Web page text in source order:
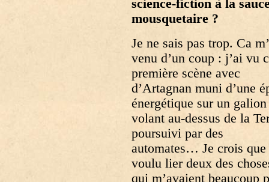
science-fiction à la
mousquetaire ?
Je ne sais pas trop. Ca
venu d’un coup : j’ai vu
première scène avec
d’Artagnan muni d’une
énergétique sur un galion
volant au-dessus de la
poursuivi par des
automates… Je crois que
voulu lier deux des
qui m’avaient beaucoup